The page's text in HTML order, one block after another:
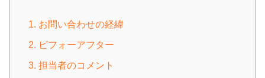
1. お問い合わせの経緯
2. ビフォーアフター
3. 担当者のコメント